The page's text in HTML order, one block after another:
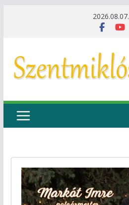
2026.08.07.